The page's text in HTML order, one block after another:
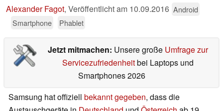
Alexander Fagot, Veröffentlicht am 10.09.2016 Android
Smartphone
Phablet
Jetzt mitmachen: Unsere große Umfrage zur
Servicezufriedenheitbei Laptops und
Smartphones 2026
Samsung hat offiziell bekannt gegeben, dass die